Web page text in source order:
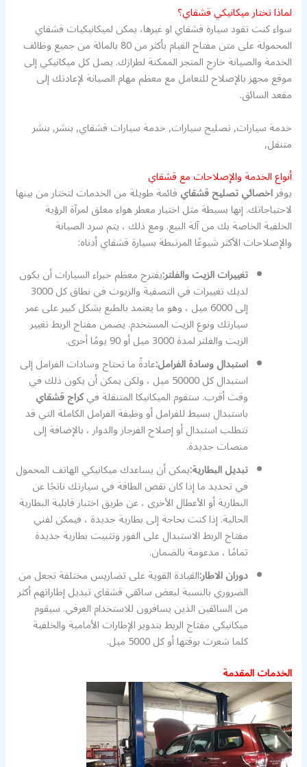
لماذا تختار ميكانيكي قشقاي؟
سواء كنت تقود سيارة قشقاي او غيرها، يمكن لميكانيكيات قشقاي
المحمولة على متن مفتاح القيام بأكثر من 80 بالمائة من جميع وظائف
الخدمة والصيانة خارج المتجر الممكنة لطرازك. يصل كل ميكانيكي إلى
موقع مجهز بالإصلاح للتعامل مع معظم مهام الصيانة لإعادتك إلى
مقعد السائق.
خدمة سيارات, تصليح سيارات, خدمة سيارات قشقاي, بنشر, بنشر
متنقل,
أنواع الخدمة والإصلاحات مع قشقاي
يوفراخصائي تصليح قشقايقائمة طويلة من الخدمات لتختار من بينها
لاحتياجاتك. إنها بسيطة مثل اختيار معطر هواء معلق لمرآة الرؤية
الخلفية الخاصة بك من آلة البيع. ومع ذلك ، يتم سرد الصيانة
والإصلاحات الأكثر شيوعًا المرتبطة بسيارة قشقاي أدناه:
تغييرات الزيت والفلتر:يقترح معظم خبراء السيارات أن يكون
لديك تغييرات في التصفية والزيوت في نطاق كل 3000
إلى 6000 ميل ، وهو ما يعتمد بالطبع بشكل كبير على عمر
سيارتك ونوع الزيت المستخدم. يضمن مفتاح الربط تغيير
الزيت والفلتر لمدة 3000 ميل أو 90 يومًا أخرى.
استبدال وسادة الفرامل:عادةً ما تحتاج وسادات الفرامل إلى
استبدال كل 50000 ميل ، ولكن يمكن أن يكون ذلك في
وقت أقرب. ستقوم الميكانيكا المتنقلة فيكراج قشقاي
باستبدال بسيط للفرامل أو وظيفة الفرامل الكاملة التي قد
تتطلب استبدال أو إصلاح الفرجار والدوار ، بالإضافة إلى
منصات جديدة.
تبديل البطارية:يمكن أن يساعدك ميكانيكي الهاتف المحمول
في تحديد ما إذا كان نقص الطاقة في سيارتك ناتجًا عن
البطارية أو الأعطال الأخرى ، عن طريق اختبار قابلية البطارية
الحالية. إذا كنت بحاجة إلى بطارية جديدة ، فيمكن لفني
مفتاح الربط الاستبدال على الفور وتثبيت بطارية جديدة
تمامًا ، مدعومة بالضمان.
دوران الاطار:القيادة القوية على تضاريس مختلفة تجعل من
الضروري بالنسبة لبعض سائقي قشقاي تبديل إطاراتهم أكثر
من السائقين الذين يسافرون للاستخدام العرفي. سيقوم
ميكانيكي مفتاح الربط بتدوير الإطارات الأمامية والخلفية
كلما شعرت بوقتها أو كل 5000 ميل.
الخدمات المقدمة